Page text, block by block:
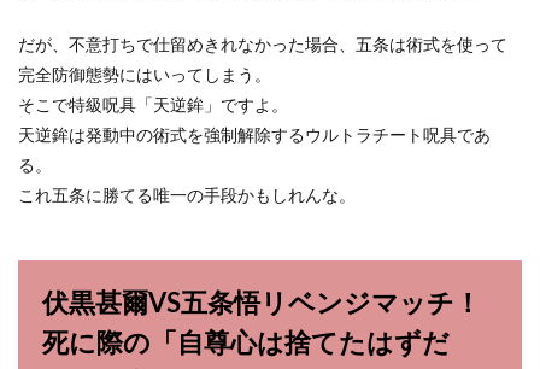
だが、不意打ちで仕留めきれなかった場合、五条は術式を使って
完全防御態勢にはいってしまう。
そこで特級呪具「天逆鉾」ですよ。
天逆鉾は発動中の術式を強制解除するウルトラチート呪具であ
る。
これ五条に勝てる唯一の手段かもしれんな。
伏黒甚爾VS五条悟リベンジマッチ！
死に際の「自尊心は捨てたはずだ